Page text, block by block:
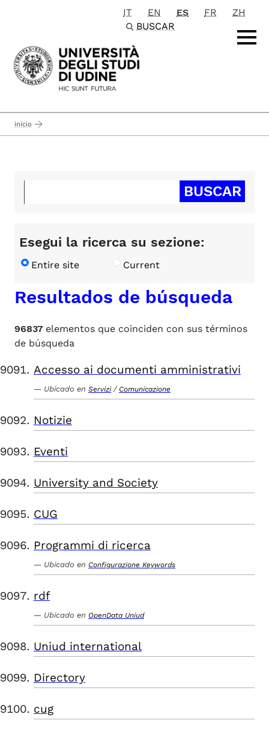
Passa al contenuto principale
IT EN ES FR
ZH
BUSCAR
inicio
Esegui la ricerca su sezione:
Entire site Current
Resultados de búsqueda
96837 elementos que coinciden con sus términos
de búsqueda
Accesso ai documenti amministrativi
Ubicado en Servizi / Comunicazione
Notizie
Eventi
University and Society
CUG
Programmi di ricerca
Ubicado en Configurazione Keywords
rdf
Ubicado en OpenData Uniud
Uniud international
Directory
cug